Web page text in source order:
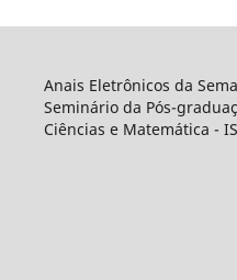
Anais Eletrônicos da
Seminário da Pós-
Ciências e Matemática -